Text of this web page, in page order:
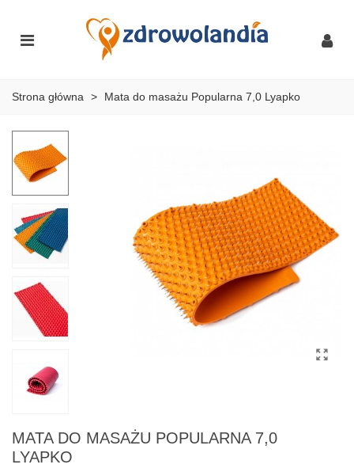
Strona główna > Mata do masażu Popularna 7,0 Lyapko
MATA DO MASAŻU POPULARNA 7,0
LYAPKO